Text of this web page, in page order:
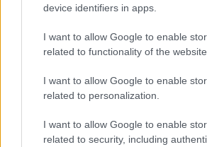
device identifiers in apps.
I want to allow Google to enable
related to functionality of the
I want to allow Google to enable
related to personalization.
I want to allow Google to enable
related to security, including
Xαρακτήρες: 0/1000